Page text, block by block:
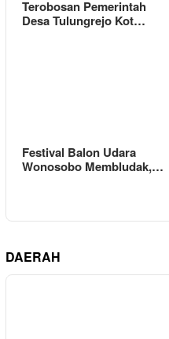
Terobosan Pemerintah
Desa Tulungrejo Kot…
Festival Balon Udara
Wonosobo Membludak,…
DAERAH